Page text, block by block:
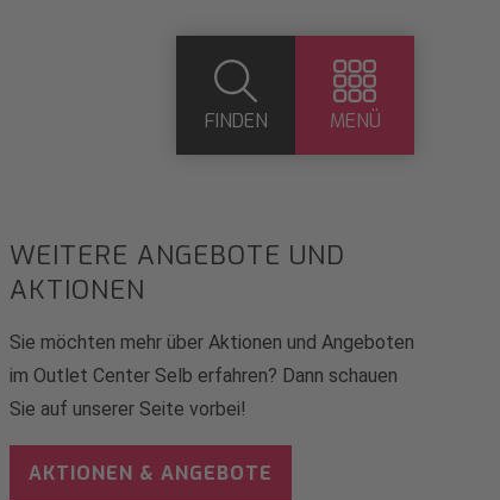
FINDEN MENÜ
WEITERE ANGEBOTE UND
AKTIONEN
Sie möchten mehr über Aktionen und Angeboten
im Outlet Center Selb erfahren? Dann schauen
Sie auf unserer Seite vorbei!
AKTIONEN & ANGEBOTE